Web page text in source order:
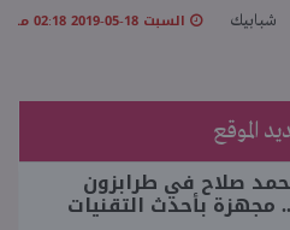
شبابيك السبت 18-05-2019 02:18 مـ
الموقع
صلاح في طرابزون
بأحدث التقنيات